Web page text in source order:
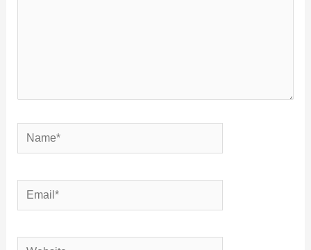
Name*
Email*
Website